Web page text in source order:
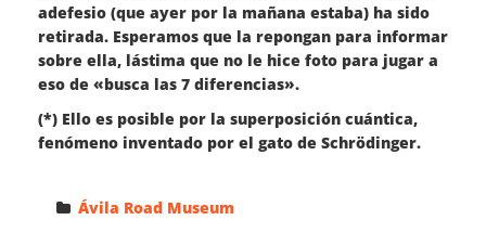
adefesio (que ayer por la mañana estaba) ha sido
retirada. Esperamos que la repongan para informar
sobre ella, lástima que no le hice foto para jugar a
eso de «busca las 7 diferencias».
(*) Ello es posible por la superposición cuántica,
fenómeno inventado por el gato de Schrödinger.
Ávila Road Museum